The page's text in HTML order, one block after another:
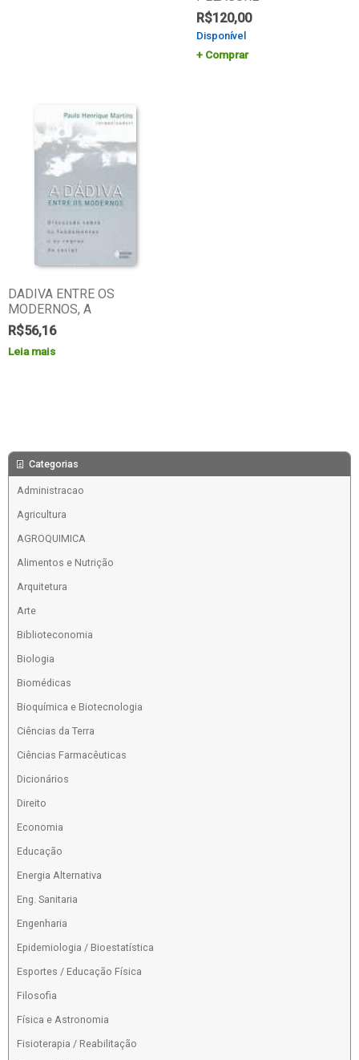
R$120,00
Disponível
Comprar
DADIVA ENTRE OS
MODERNOS, A
R$56,16
Leia mais
Categorias
Administracao
Agricultura
AGROQUIMICA
Alimentos e Nutrição
Arquitetura
Arte
Biblioteconomia
Biologia
Biomédicas
Bioquímica e Biotecnologia
Ciências da Terra
Ciências Farmacêuticas
Dicionários
Direito
Economia
Educação
Energia Alternativa
Eng. Sanitaria
Engenharia
Epidemiologia / Bioestatística
Esportes / Educação Física
Filosofia
Física e Astronomia
Fisioterapia / Reabilitação